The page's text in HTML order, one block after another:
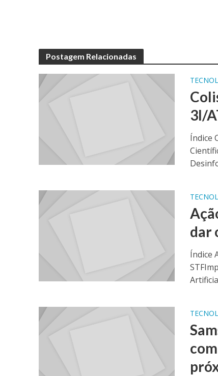
Postagem Relacionadas
3I/
Índice
dar
Índice